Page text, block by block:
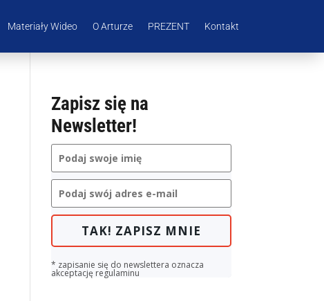
Materiały Wideo O Arturze PREZENT Kontakt
Zapisz się na
Newsletter!
TAK! ZAPISZ MNIE
* zapisanie się do newslettera oznacza
akceptację regulaminu